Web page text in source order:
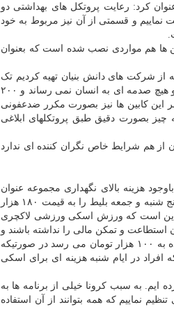
کرد: رعایت پروتکل های بهداشتی دو
نماییم و قسمتی از آن نیز مربوط به خود
ها هم مواردی نصب شده است که بعنوان
از شرکت های دانش بنیان تهیه کردیم تک
تک نفراتی که وارد مجموعه می شوند توسط مواد شیمیایی آنولیت که سازگار بامحیط زیست است و هیچ صدمه ای به انسان نمی رساند و ۲۰۰
کابین ها نیز بصورت مکرر ضدعفونی
چیز بصورت دقیق طبق پروتکلهای ابلاغی
هم شرایط خاص نگران کننده ای ندارد
هزینه بالای نگهداری مجموعه عنوان
کرد: قیمت بلیط مصوب ما با مالیات بر ارزش افزوده حدود ۱۹۰ هزار تومان می شود که ما در ایام پنج شنبه و جمعه بلیط را به قیمت ۱۸۰ هزار
این است که ورزش اسکی ورزشی لاکچری
و تمکن مالی را نداشته باشند و
از این حیث در ایام شنبه قیمت بلیط را به ۱۱۰ هزار تومان رساندیم که بدون مالیات بر ارزش افزوده به ۱۰۰ هزار تومان می رسد در صورتیکه
شده است که افراد در ایام شنبه هزینه ای برای اسکی
به سبب کرونا خیلی از برنامه ها به
نماییم که همه بتوانند از آن استفاده